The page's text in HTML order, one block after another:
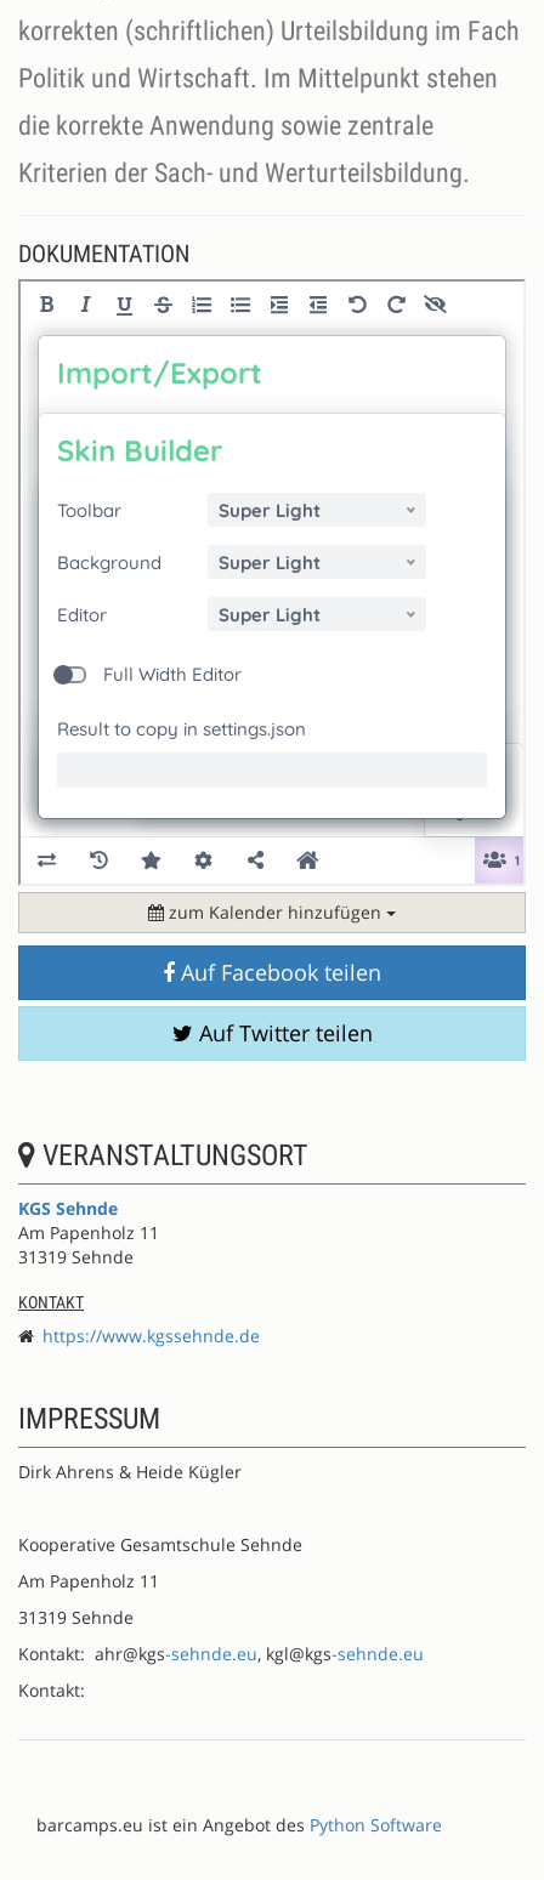
korrekten (schriftlichen) Urteilsbildung im Fach
Politik und Wirtschaft. Im Mittelpunkt stehen
die korrekte Anwendung sowie zentrale
Kriterien der Sach- und Werturteilsbildung.
DOKUMENTATION
zum Kalender hinzufügen
Auf Facebook teilen
Auf Twitter teilen
VERANSTALTUNGSORT
KGS Sehnde
Am Papenholz 11
31319 Sehnde
KONTAKT
https://www.kgssehnde.de
IMPRESSUM
Dirk Ahrens & Heide Kügler
Kooperative Gesamtschule Sehnde
Am Papenholz 11
31319 Sehnde
Kontakt: ahr@kgs-sehnde.eu, kgl@kgs-sehnde.eu
Kontakt:
barcamps.eu ist ein Angebot des Python Software